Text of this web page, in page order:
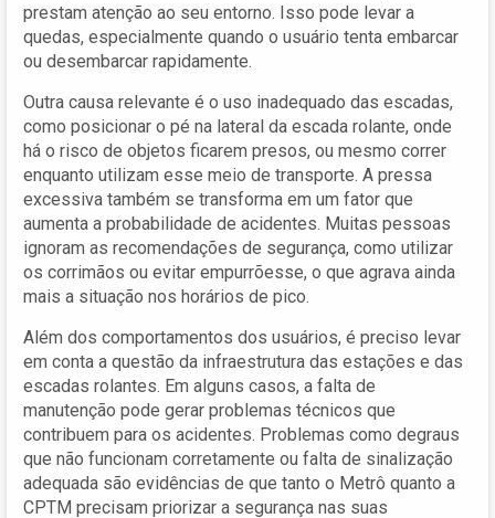
prestam atenção ao seu entorno. Isso pode levar a
quedas, especialmente quando o usuário tenta embarcar
ou desembarcar rapidamente.
Outra causa relevante é o uso inadequado das escadas,
como posicionar o pé na lateral da escada rolante, onde
há o risco de objetos ficarem presos, ou mesmo correr
enquanto utilizam esse meio de transporte. A pressa
excessiva também se transforma em um fator que
aumenta a probabilidade de acidentes. Muitas pessoas
ignoram as recomendações de segurança, como utilizar
os corrimãos ou evitar empurrõesse, o que agrava ainda
mais a situação nos horários de pico.
Além dos comportamentos dos usuários, é preciso levar
em conta a questão da infraestrutura das estações e das
escadas rolantes. Em alguns casos, a falta de
manutenção pode gerar problemas técnicos que
contribuem para os acidentes. Problemas como degraus
que não funcionam corretamente ou falta de sinalização
adequada são evidências de que tanto o Metrô quanto a
CPTM precisam priorizar a segurança nas suas